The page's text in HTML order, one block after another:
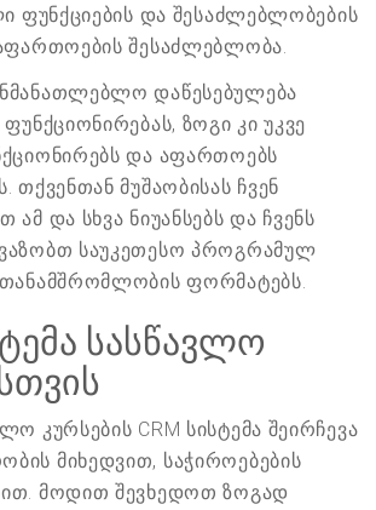
ფუნქციების და შესაძლებლობების
შესაძლებლობა.
დაწესებულება
ზოგი კი უკვე
და აფართოებს
თქვენთან მუშაობისას ჩვენ
ამ და სხვა ნიუანსებს და ჩვენს
საუკეთესო პროგრამულ
ფორმატებს.
სასწავლო
კურსების CRM სისტემა შეირჩევა
მიხედვით, საჭიროებების
მოდით შევხედოთ ზოგად